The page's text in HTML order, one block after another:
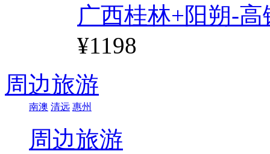
广西桂林+阳朔-高
¥1198
周边旅游
南澳 清远 惠州
周边旅游